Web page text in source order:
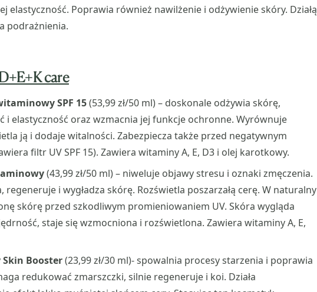
elastyczność. Poprawia również nawilżenie i odżywienie skóry. Działą
podrażnienia.
care
SPF 15(53,99 zł/50 ml) – doskonale odżywia skórę,
i elastyczność oraz wzmacnia jej funkcje ochronne. Wyrównuje
ją i dodaje witalności. Zabezpiecza także przed negatywnym
filtr UV SPF 15). Zawiera witaminy A, E, D3 i olej karotkowy.
(43,99 zł/50 ml) – niweluje objawy stresu i oznaki zmęczenia.
i wygładza skórę. Rozświetla poszarzałą cerę. W naturalny
skórę przed szkodliwym promieniowaniem UV. Skóra wygląda
staje się wzmocniona i rozświetlona. Zawiera witaminy A, E,
Booster(23,99 zł/30 ml)- spowalnia procesy starzenia i poprawia
redukować zmarszczki, silnie regeneruje i koi. Działa